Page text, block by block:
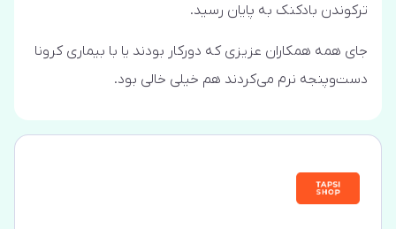
ترکوندن بادکنک به پایان رسید.
جای همه همکاران عزیزی که دورکار بودند یا با بیماری کرونا
دست‌وپنجه نرم می‌کردند هم خیلی خالی بود.